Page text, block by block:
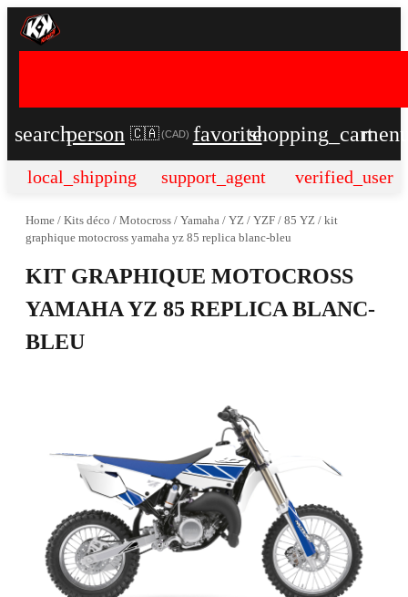
searchperson 🇨🇦 (CAD) favoriteshopping_cart
local_shipping support_agent verified_user
Home / Kits déco / Motocross / Yamaha / YZ / YZF / 85 YZ / kit
graphique motocross yamaha yz 85 replica blanc-bleu
KIT GRAPHIQUE MOTOCROSS
YAMAHA YZ 85 REPLICA BLANC-
BLEU